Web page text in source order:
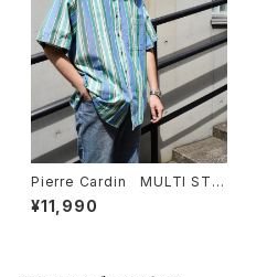
Pierre Cardin MULTI STRI
PE S/S BD SHIRT
¥11,990